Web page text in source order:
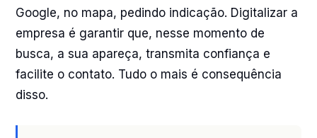
Google, no mapa, pedindo indicação. Digitalizar a
empresa é garantir que, nesse momento de
busca, a sua apareça, transmita confiança e
facilite o contato. Tudo o mais é consequência
disso.